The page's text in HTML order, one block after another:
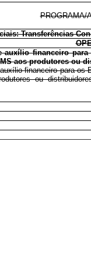
PROGRAMA/
Transferências
auxílio financeiro
aos produtores ou
financeiro para os
ou